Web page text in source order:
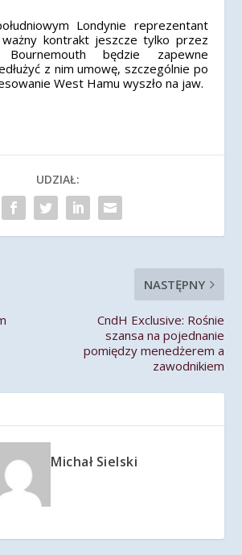
Londynie reprezentant
kontrakt jeszcze tylko przez
będzie zapewne
z nim umowę, szczególnie po
West Hamu wyszło na jaw.
UDZIAŁ:
NASTĘPNY
CndH Exclusive: Rośnie
szansa na pojednanie
pomiędzy menedżerem a
zawodnikiem
Michał Sielski